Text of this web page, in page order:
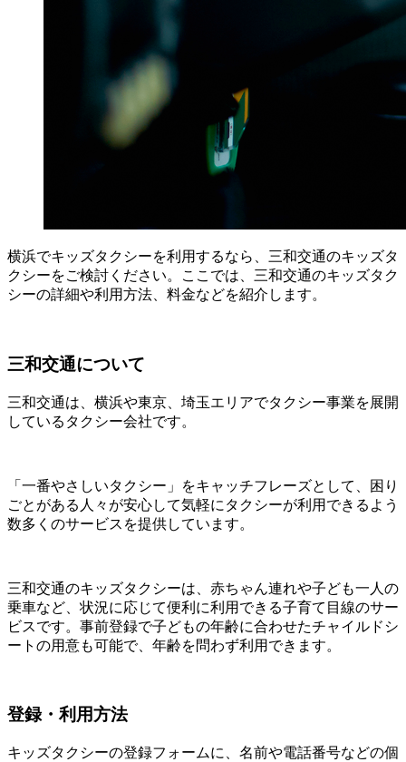
横浜でキッズタクシーを利用するなら、三和交通のキッズタ
クシーをご検討ください。ここでは、三和交通のキッズタク
シーの詳細や利用方法、料金などを紹介します。
三和交通について
三和交通は、横浜や東京、埼玉エリアでタクシー事業を展開
しているタクシー会社です。
「一番やさしいタクシー」をキャッチフレーズとして、困り
ごとがある人々が安心して気軽にタクシーが利用できるよう
数多くのサービスを提供しています。
三和交通のキッズタクシーは、赤ちゃん連れや子ども一人の
乗車など、状況に応じて便利に利用できる子育て目線のサー
ビスです。事前登録で子どもの年齢に合わせたチャイルドシ
ートの用意も可能で、年齢を問わず利用できます。
登録・利用方法
キッズタクシーの登録フォームに、名前や電話番号などの個